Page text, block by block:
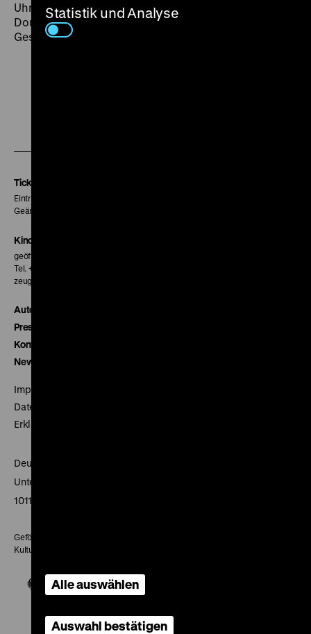
Uhr + SO 28.09. um 20 Uhr · Zu Gast am 20.09.:
Dominik Spritzendorfer und Elena Tikhonova im
Gespräch mit Jan Thoben
Tickets
Eintritt 5 €
Geänderte Preise sind im Programm vermerkt.
Kinokasse
geöffnet 30 Minuten vor Beginn der ersten Vorstellung
Tel. + 49 30 20304-770
zeughauskino@dhm.de
Autor*innen
Presse
Kontakt
Newsletter
Impressum
Datenschutz
Erklärung digitale Barrierefreiheit
Deutsches Historisches Museum
Unter den Linden 2
10117 Berlin
Gefördert mit Mitteln des Beauftragten der Bundesregierung für
Kultur und Medien
Statistik und Analyse
Alle auswählen
Auswahl bestätigen